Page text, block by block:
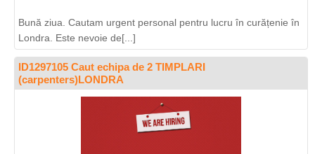
Bună ziua. Cautam urgent personal pentru lucru în curățenie în
Londra. Este nevoie de[...]
ID1297105 Caut echipa de 2 TIMPLARI
(carpenters)LONDRA